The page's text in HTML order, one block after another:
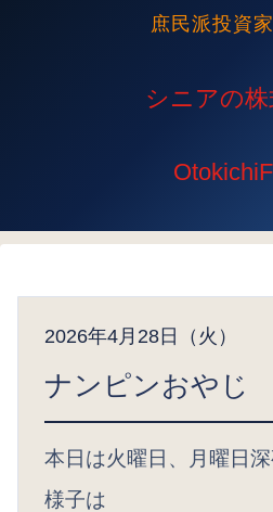
庶民派投資
2026年4月28日（火）
ナンピンおやじ
本日は火曜日、月曜日
様子は